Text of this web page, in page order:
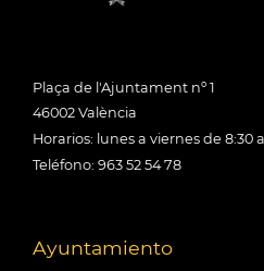
Plaça de l'Ajuntament nº 1
46002 València
Horarios: lunes a viernes de 8:30
Teléfono: 963 52 54 78
Ayuntamiento